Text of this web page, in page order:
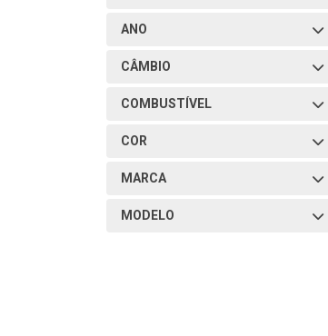
ANO
CÂMBIO
COMBUSTÍVEL
COR
MARCA
MODELO